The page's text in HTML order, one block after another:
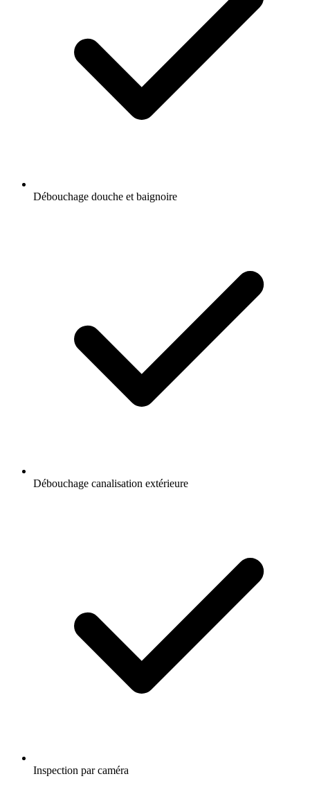
Débouchage douche et baignoire
Débouchage canalisation extérieure
Inspection par caméra